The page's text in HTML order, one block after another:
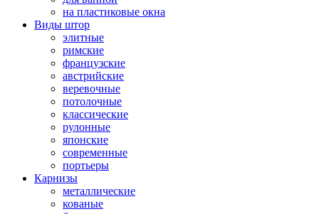
на пластиковые окна
Виды штор
элитные
римские
французские
австрийские
веревочные
потолочные
классические
рулонные
японские
современные
портьеры
Карнизы
металлические
кованые